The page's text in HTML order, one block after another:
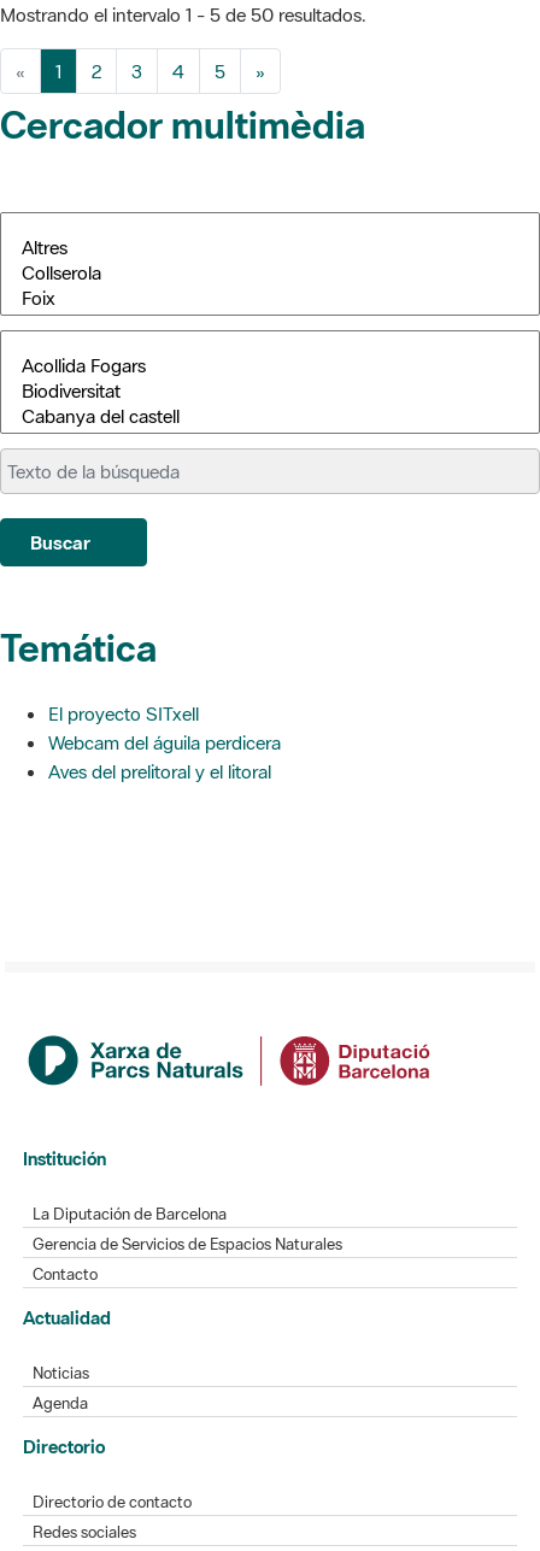
Mostrando el intervalo 1 - 5 de 50 resultados.
« 1 2 3 4 5 »
Cercador multimèdia
Buscar
Temática
El proyecto SITxell
Webcam del águila perdicera
Aves del prelitoral y el litoral
Institución
La Diputación de Barcelona
Gerencia de Servicios de Espacios Naturales
Contacto
Actualidad
Noticias
Agenda
Directorio
Directorio de contacto
Redes sociales